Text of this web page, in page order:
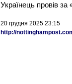
Українець провів за
20 грудня 2025 23:15
http://